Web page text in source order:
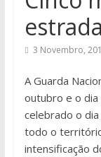
3 Novembro,
A Guarda
outubro e o
celebrado o
todo o
intensificação